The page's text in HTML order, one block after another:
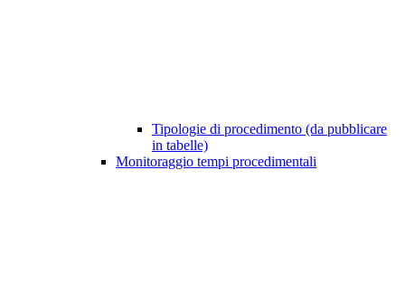
Tipologie di procedimento (da pubblicare
in tabelle)
Monitoraggio tempi procedimentali